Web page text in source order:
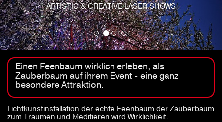
ARTISTIC & CREATIVE LASER SHOWS
Einen Feenbaum wirklich erleben, als
Zauberbaum auf ihrem Event - eine ganz
besondere Attraktion.
Lichtkunstinstallation der echte Feenbaum der Zauberbaum
zum Träumen und Meditieren wird Wirklichkeit.